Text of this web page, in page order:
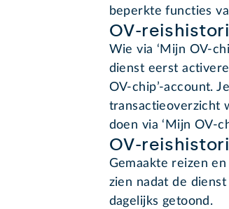
beperkte functies
OV-
Wie via ‘Mijn OV-
dienst eerst
OV-chip’-account.
transactieoverzicht
doen via ‘Mijn OV-
OV-
Gemaakte reizen
zien nadat de
dagelijks getoond.